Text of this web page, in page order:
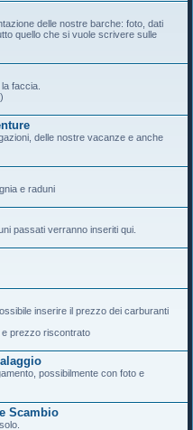
delle nostre barche: foto, dati
quello che si vuole scrivere sulle
faccia.
delle nostre vacanze e anche
e raduni
passati verranno inseriti qui.
inserire il prezzo dei carburanti
e prezzo riscontrato
possibilmente con foto e
Scambio